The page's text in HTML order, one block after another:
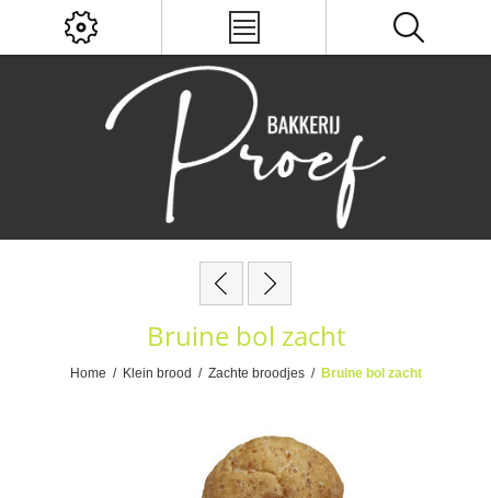
Bruine bol zacht
Home / Klein brood / Zachte broodjes / Bruine bol zacht